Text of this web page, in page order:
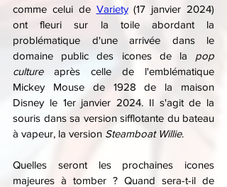
comme celui de Variety (17 janvier 2024)
ont fleuri sur la toile abordant la
problématique d'une arrivée dans le
domaine public des icones de la pop
culture après celle de l'emblématique
Mickey Mouse de 1928 de la maison
Disney le 1er janvier 2024. Il s'agit de la
souris dans sa version sifflotante du bateau
à vapeur, la version Steamboat Willie.
Quelles seront les prochaines icones
majeures à tomber ? Quand sera-t-il de